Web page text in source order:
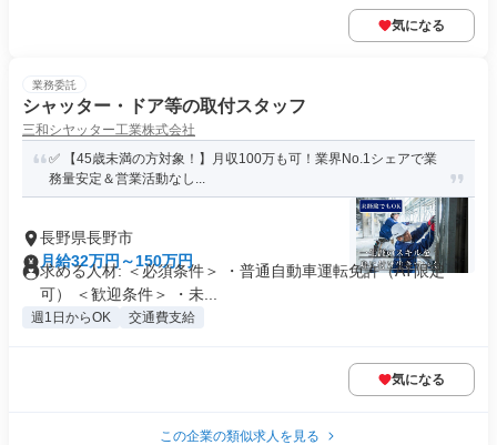
気になる
業務委託
シャッター・ドア等の取付スタッフ
三和シヤッター工業株式会社
✅ 【45歳未満の方対象！】月収100万も可！業界No.1シェアで業
務量安定＆営業活動なし...
長野県長野市
月給32万円～150万円
求める人材: ＜必須条件＞ ・普通自動車運転免許（AT限定
可） ＜歓迎条件＞ ・未...
週1日からOK 交通費支給
気になる
この企業の類似求人を見る